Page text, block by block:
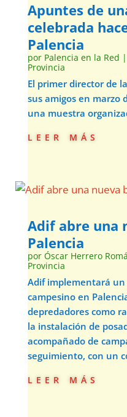
Apuntes de
celebrada
Palencia
por Palencia en la Red |
Provincia
El primer director de
sus amigos en marzo
una muestra
leer más
Adif abre una
Palencia
por Óscar Herrero
Provincia
Adif implementará
campesino en
depredadores como
la instalación de
acompañado de
seguimiento, con un
leer más